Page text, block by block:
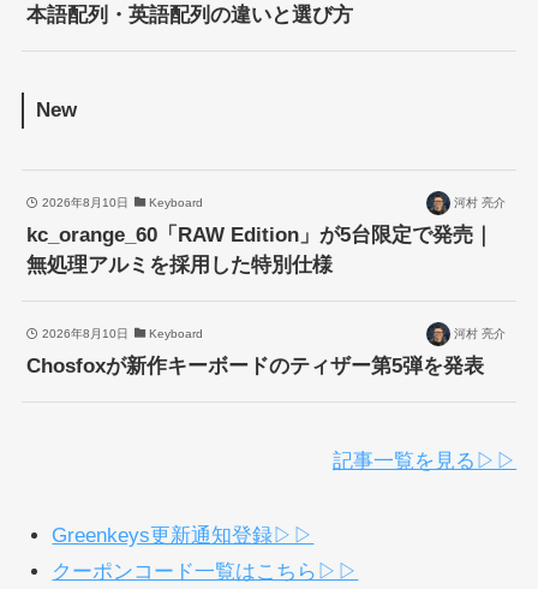
本語配列・英語配列の違いと選び方
New
2026年8月10日 Keyboard 河村 亮介
kc_orange_60「RAW Edition」が5台限定で発売｜
無処理アルミを採用した特別仕様
2026年8月10日 Keyboard 河村 亮介
Chosfoxが新作キーボードのティザー第5弾を発表
記事一覧を見る▷▷
Greenkeys更新通知登録▷▷
クーポンコード一覧はこちら▷▷